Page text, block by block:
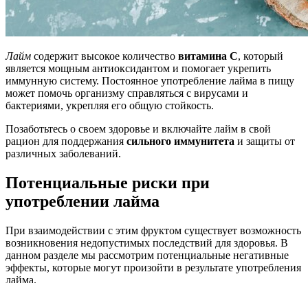
Лайм содержит высокое количество витамина C, который
является мощным антиоксидантом и помогает укрепить
иммунную систему. Постоянное употребление лайма в пищу
может помочь организму справляться с вирусами и
бактериями, укрепляя его общую стойкость.
Позаботьтесь о своем здоровье и включайте лайм в свой
рацион для поддержания сильного иммунитета и защиты от
различных заболеваний.
Потенциальные риски при
употреблении лайма
При взаимодействии с этим фруктом существует возможность
возникновения недопустимых последствий для здоровья. В
данном разделе мы рассмотрим потенциальные негативные
эффекты, которые могут произойти в результате употребления
лайма.